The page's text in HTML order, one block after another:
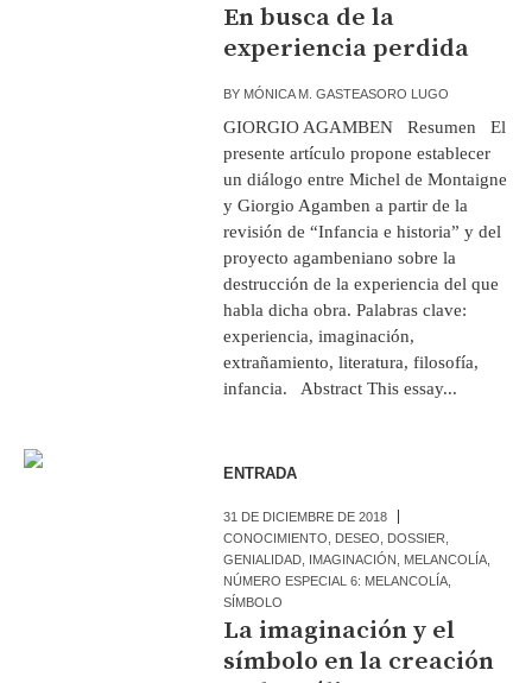
En busca de la
experiencia perdida
BY MÓNICA M. GASTEASORO LUGO
GIORGIO AGAMBEN Resumen El
presente artículo propone establecer
un diálogo entre Michel de Montaigne
y Giorgio Agamben a partir de la
revisión de “Infancia e historia” y del
proyecto agambeniano sobre la
destrucción de la experiencia del que
habla dicha obra. Palabras clave:
experiencia, imaginación,
extrañamiento, literatura, filosofía,
infancia. Abstract This essay...
ENTRADA
31 DE DICIEMBRE DE 2018
CONOCIMIENTO
DESEO DOSSIER
GENIALIDAD IMAGINACIÓN MELANCOLÍA
NÚMERO ESPECIAL 6: MELANCOLÍA
SÍMBOLO
La imaginación y el
símbolo en la creación